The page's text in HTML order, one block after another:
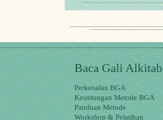
Baca Gali Alkitab
Perkenalan BGA
Keuntungan Metode BGA
Panduan Metode
Workshop & Pelatihan